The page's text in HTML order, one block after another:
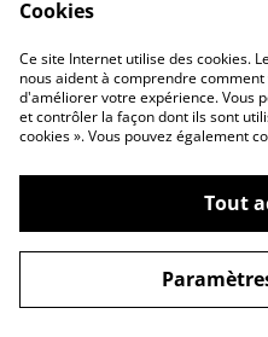
©2026Solsie couture
Cookies
Ce site Internet utilise des cookies.
nous aident à comprendre
d'améliorer votre expérience. Vous
et contrôler la façon dont ils sont
cookies ». Vous pouvez également
Tout